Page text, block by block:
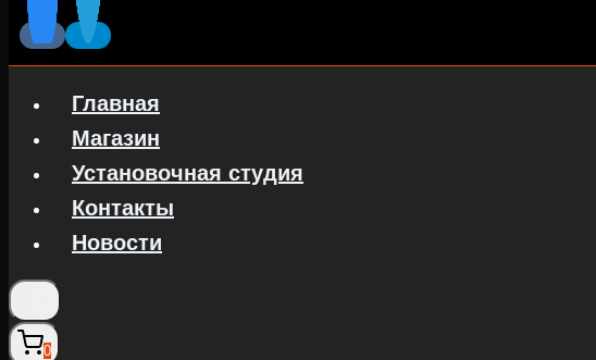
Главная
Магазин
Установочная студия
Контакты
Новости
0